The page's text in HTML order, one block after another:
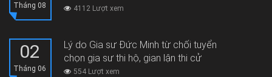
Tháng 08 4112 Lượt xem
02
Tháng 06
Lý do Gia sư Đức Minh từ chối tuyển
chọn gia sư thi hộ, gian lận thi cử
554 Lượt xem